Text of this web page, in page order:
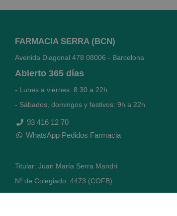
FARMACIA SERRA (BCN)
Avenida Diagonal 478 08006 - Barcelona
Abierto 365 días
- Lunes a viernes: 8.30 a 22h
- Sábados, domingos y festivos: 9h a 22h
93 416 12 70
WhatsApp Pedidos Farmacia
Titular: Juan María Serra Mandri
Nº de Colegiado: 4473 (COFB)